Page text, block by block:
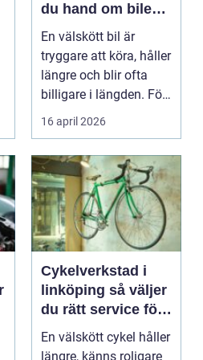
du hand om bilen
på ett smart sätt
En välskött bil är
tryggare att köra, håller
längre och blir ofta
billigare i längden. För
många bil...
16 april 2026
Cykelverkstad i
linköping så väljer
du rätt service för
din cykel
En välskött cykel håller
längre, känns roligare